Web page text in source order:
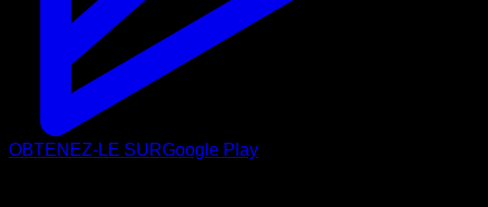
OBTENEZ-LE SURGoogle Play